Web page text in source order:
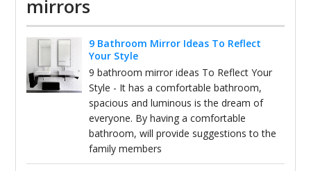
mirrors
9 Bathroom Mirror Ideas To Reflect
Your Style
9 bathroom mirror ideas To Reflect Your
Style - It has a comfortable bathroom,
spacious and luminous is the dream of
everyone. By having a comfortable
bathroom, will provide suggestions to the
family members